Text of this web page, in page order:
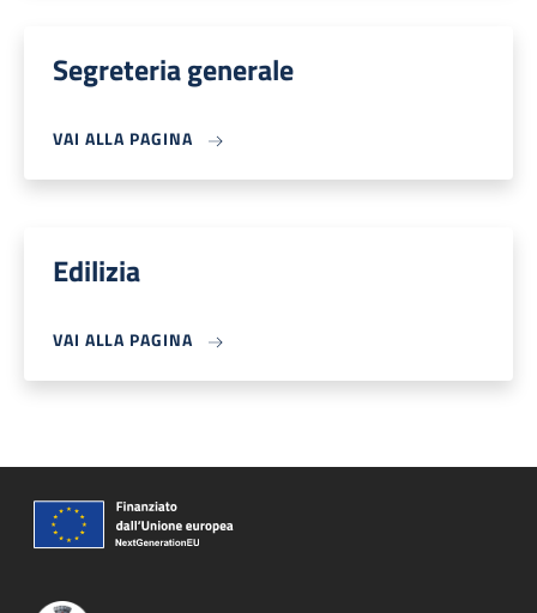
Segreteria generale
VAI ALLA PAGINA
Edilizia
VAI ALLA PAGINA